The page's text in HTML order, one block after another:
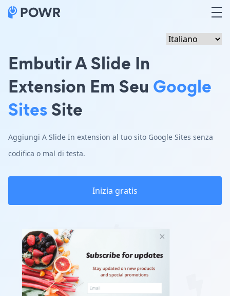
Embutir A Slide In
Extension Em Seu Google
SitesSite
Aggiungi A Slide In extension al tuo sito Google Sites senza
codifica o mal di testa.
Inizia gratis